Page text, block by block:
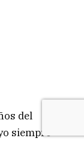
del
siempre